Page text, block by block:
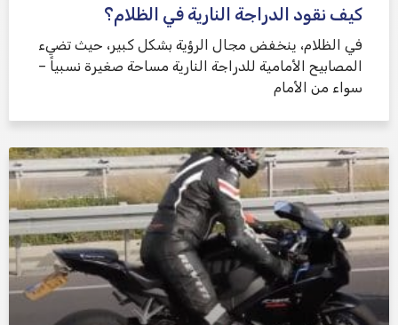
كيف نقود الدراجة النارية في الظلام؟
في الظلام، ينخفض ​​مجال الرؤية بشكل كبير، حيث تضيء
المصابيح الأمامية للدراجة النارية مساحة صغيرة نسبياً –
سواء من الأمام